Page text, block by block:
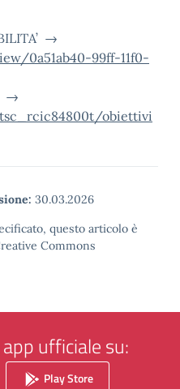
→
0a51ab40-99ff-11f0-
→
obiettivi
30.03.2026
questo articolo è
Commons
ufficiale su:
Play Store